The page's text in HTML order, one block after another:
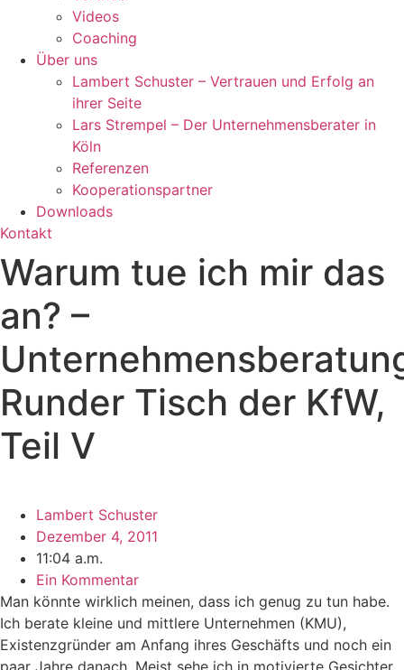
Videos
Coaching
Über uns
Lambert Schuster – Vertrauen und Erfolg an
ihrer Seite
Lars Strempel – Der Unternehmensberater in
Köln
Referenzen
Kooperationspartner
Downloads
Kontakt
Warum tue ich mir das
an? –
Runder Tisch der KfW,
Teil V
Lambert Schuster
Dezember 4, 2011
11:04 a.m.
Ein Kommentar
Man könnte wirklich meinen, dass ich genug zu tun habe.
Ich berate kleine und mittlere Unternehmen (KMU),
Existenzgründer am Anfang ihres Geschäfts und noch ein
paar Jahre danach. Meist sehe ich in motivierte Gesichter,